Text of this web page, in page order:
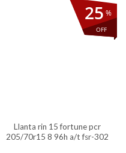
%
OFF
25
llanta rin 15 fortune pcr
205/70r15 8 96h a/t fsr-302